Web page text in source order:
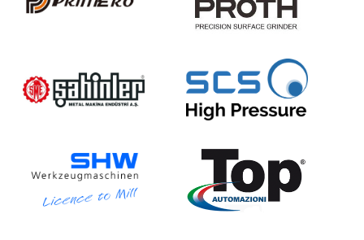
Primero Proth
Sahinler
SCS-
High
Top
Automazioni